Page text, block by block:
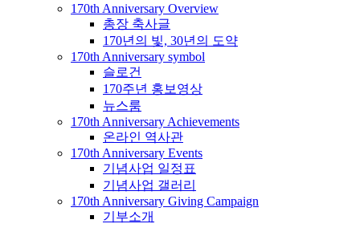
170th Anniversary Overview
총장 축사글
170년의 빛, 30년의 도약
170th Anniversary symbol
슬로건
170주년 홍보영상
뉴스룸
170th Anniversary Achievements
온라인 역사관
170th Anniversary Events
기념사업 일정표
기념사업 갤러리
170th Anniversary Giving Campaign
기부소개